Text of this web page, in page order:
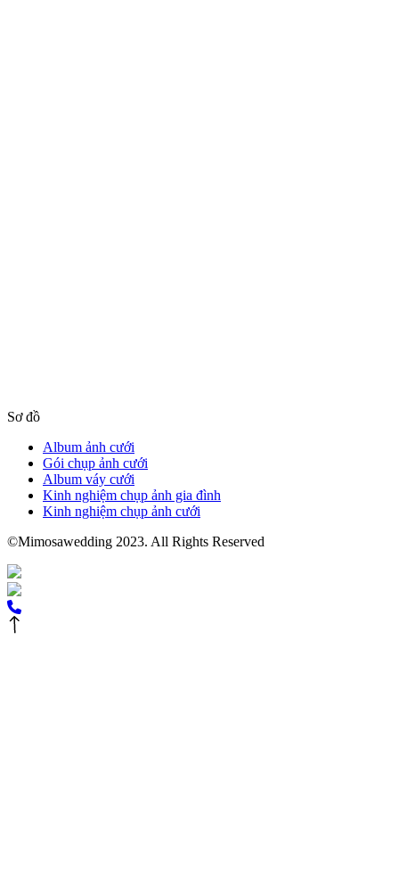
Sơ đồ
Album ảnh cưới
Gói chụp ảnh cưới
Album váy cưới
Kinh nghiệm chụp ảnh gia đình
Kinh nghiệm chụp ảnh cưới
©Mimosawedding 2023. All Rights Reserved